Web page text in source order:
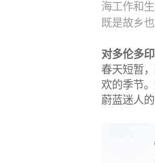
海工作和
既是故乡也
对多伦多印
春天短暂
欢的季节
蔚蓝迷人